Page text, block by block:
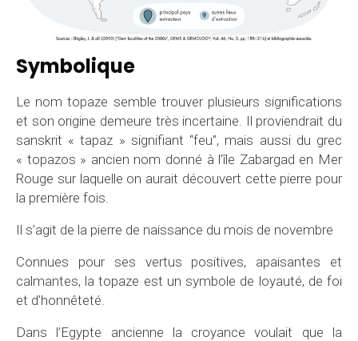
Symbolique
Le nom topaze semble trouver plusieurs significations
et son origine demeure très incertaine. Il proviendrait du
sanskrit « tapaz » signifiant “feu”, mais aussi du grec
« topazos » ancien nom donné à l’île Zabargad en Mer
Rouge sur laquelle on aurait découvert cette pierre pour
la première fois.
Il s’agit de la pierre de naissance du mois de novembre
Connues pour ses vertus positives, apaisantes et
calmantes, la topaze est un symbole de loyauté, de foi
et d’honnêteté.
Dans l’Egypte ancienne la croyance voulait que la